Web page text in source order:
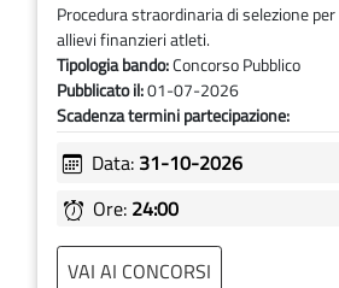
Procedura straordinaria di selezione
allievi finanzieri atleti.
Tipologia bando:Concorso Pubblico
Pubblicato il:01-07-2026
Scadenza termini partecipazione:
Data: 31-10-2026
Ore: 24:00
VAI AI CONCORSI